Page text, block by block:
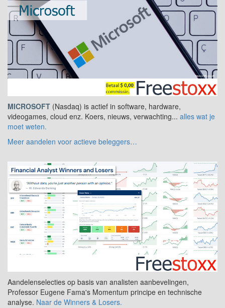
MICROSOFT (Nasdaq) is actief in software, hardware,
videogames, cloud enz. Koers, nieuws, verwachting... alles wat je
moet weten.
Meer aandelen voor actieve beleggers…
Aandelenselecties op basis van analisten aanbevelingen,
Professor Eugene Fama's Momentum principe en technische
analyse. Naar de Winners & Losers.